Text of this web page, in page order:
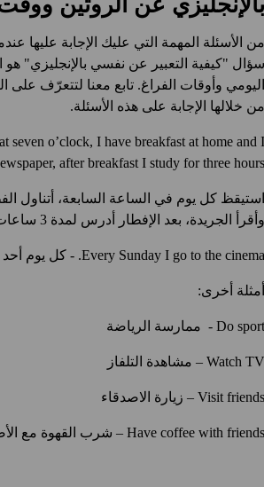
من الأسئلة المهمة التي عليك الإجابة عليها
سؤال "كيفية التعبير عن نفسي بالإنجليزي" هو
اليومي وأوقات الفراغ. تابع معنا لتتعرّف على
من خلالها الإجابة على هذه الأسئلة.
at seven o’clock, I have breakfast at home and I
after breakfast I study for three hours.
استيقظ كل يوم في الساعة السابعة، أتناول
وأقرأ الجريدة، بعد الإفطار أدرس لمدة 3 ساعات.
Every Sunday I go to the cinema. - كل يوم أحد
أمثلة أخرى:
Do sport- ممارسة الرياضة
Watch TV– مشاهدة التلفاز
Visit friends– زيارة الاصدقاء
Have coffee with friends– شرب القهوة مع